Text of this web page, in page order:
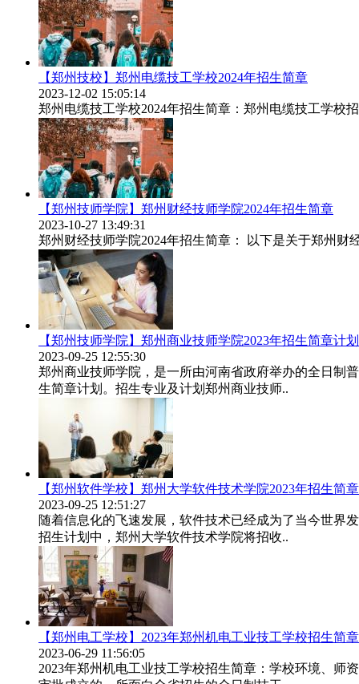
【郑州技校】郑州电缆技工学校2024年招生简章
2023-12-02 15:05:14
郑州电缆技工学校2024年招生简章：郑州电缆技工学校
【郑州技师学院】郑州财经技师学院2024年招生简章
2023-10-27 13:49:31
郑州财经技师学院2024年招生简章： 以下是关于郑州
【郑州技师学院】郑州商业技师学院2023年招生简章计划
2023-09-25 12:55:30
郑州商业技师学院，是一所由河南省政府举办的全日制
生简章计划。招生专业及计划郑州商业技师..
【郑州软件学校】郑州大学软件技术学院2023年招生简
2023-09-25 12:51:27
随着信息化的飞速发展，软件技术已经成为了当今世界
招生计划中，郑州大学软件技术学院将招收..
【郑州电工学校】2023年郑州机电工业技工学校招生简章
2023-06-29 11:56:05
2023年郑州机电工业技工学校招生简章：学校环境、师